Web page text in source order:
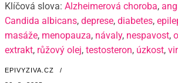
Klíčová slova: Alzheimerová choroba,
Candida albicans, deprese, diabetes,
masáže, menopauza, návaly, nespavost,
extrakt, růžový olej, testosteron, úzkost,
EPIVYZIVA.CZ /